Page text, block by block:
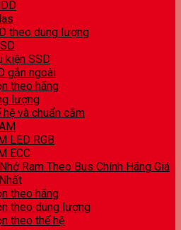
theo dung lượng
kiện SSD
gắn ngoài
theo hãng
lượng
hệ và chuẩn cắm
LED RGB
ECC
Ram Theo Bus Chính Hãng Giá
theo hãng
theo dung lượng
theo thế hệ